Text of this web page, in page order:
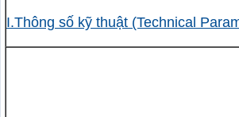
I.Thông số kỹ thuật (Technical